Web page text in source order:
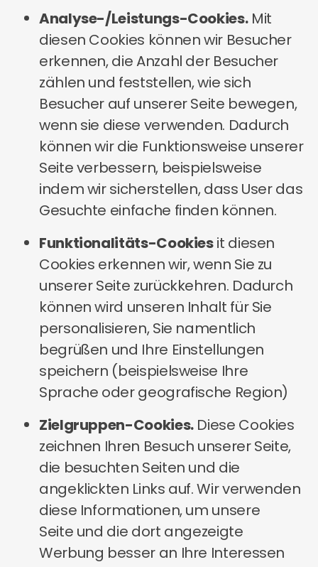
Analyse-/Leistungs-Cookies.Mit
diesen Cookies können wir Besucher
erkennen, die Anzahl der Besucher
zählen und feststellen, wie sich
Besucher auf unserer Seite bewegen,
wenn sie diese verwenden. Dadurch
können wir die Funktionsweise unserer
Seite verbessern, beispielsweise
indem wir sicherstellen, dass User das
Gesuchte einfache finden können.
Funktionalitäts-Cookiesit diesen
Cookies erkennen wir, wenn Sie zu
unserer Seite zurückkehren. Dadurch
können wird unseren Inhalt für Sie
personalisieren, Sie namentlich
begrüßen und Ihre Einstellungen
speichern (beispielsweise Ihre
Sprache oder geografische Region)
Zielgruppen-Cookies.Diese Cookies
zeichnen Ihren Besuch unserer Seite,
die besuchten Seiten und die
angeklickten Links auf. Wir verwenden
diese Informationen, um unsere
Seite und die dort angezeigte
Werbung besser an Ihre Interessen